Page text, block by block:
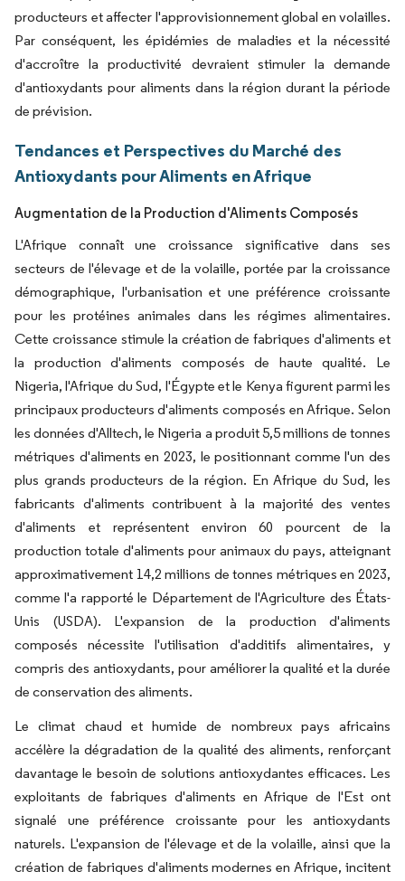
producteurs et affecter l'approvisionnement global en volailles.
Par conséquent, les épidémies de maladies et la nécessité
d'accroître la productivité devraient stimuler la demande
d'antioxydants pour aliments dans la région durant la période
de prévision.
Tendances et Perspectives du Marché des
Antioxydants pour Aliments en Afrique
Augmentation de la Production d'Aliments Composés
​L'Afrique connaît une croissance significative dans ses
secteurs de l'élevage et de la volaille, portée par la croissance
démographique, l'urbanisation et une préférence croissante
pour les protéines animales dans les régimes alimentaires.
Cette croissance stimule la création de fabriques d'aliments et
la production d'aliments composés de haute qualité. Le
Nigeria, l'Afrique du Sud, l'Égypte et le Kenya figurent parmi les
principaux producteurs d'aliments composés en Afrique. Selon
les données d'Alltech, le Nigeria a produit 5,5 millions de tonnes
métriques d'aliments en 2023, le positionnant comme l'un des
plus grands producteurs de la région. En Afrique du Sud, les
fabricants d'aliments contribuent à la majorité des ventes
d'aliments et représentent environ 60 pourcent de la
production totale d'aliments pour animaux du pays, atteignant
approximativement 14,2 millions de tonnes métriques en 2023,
comme l'a rapporté le Département de l'Agriculture des États-
Unis (USDA). L'expansion de la production d'aliments
composés nécessite l'utilisation d'additifs alimentaires, y
compris des antioxydants, pour améliorer la qualité et la durée
de conservation des aliments.
Le climat chaud et humide de nombreux pays africains
accélère la dégradation de la qualité des aliments, renforçant
davantage le besoin de solutions antioxydantes efficaces. Les
exploitants de fabriques d'aliments en Afrique de l'Est ont
signalé une préférence croissante pour les antioxydants
naturels. L'expansion de l'élevage et de la volaille, ainsi que la
création de fabriques d'aliments modernes en Afrique, incitent